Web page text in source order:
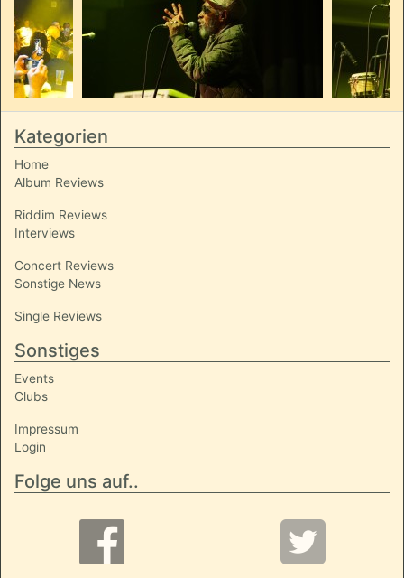
Kategorien
Home
Album Reviews
Riddim Reviews
Interviews
Concert Reviews
Sonstige News
Single Reviews
Sonstiges
Events
Clubs
Impressum
Login
Folge uns auf..